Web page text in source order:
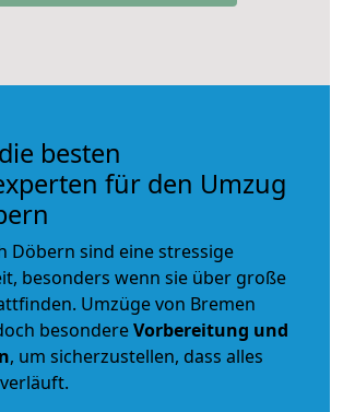
besten
für den Umzug
Döbern sind eine stressige
besonders wenn sie über große
Umzüge von Bremen
besondereVorbereitung und
, um sicherzustellen, dass alles
verläuft.